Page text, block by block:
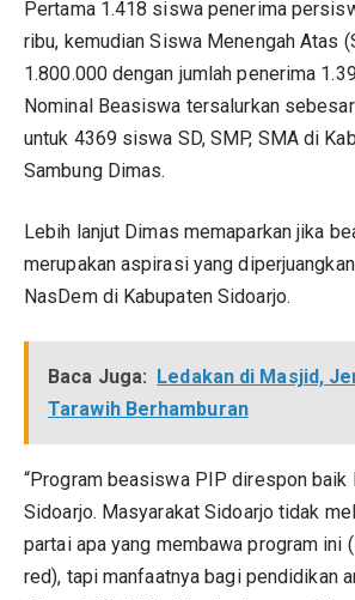
Pertama 1.418 siswa penerima
ribu, kemudian Siswa Menengah Atas
1.800.000 dengan jumlah penerima
Nominal Beasiswa tersalurkan
untuk 4369 siswa SD, SMP, SMA di
Sambung Dimas.
Lebih lanjut Dimas memaparkan jika
merupakan aspirasi yang
NasDem di Kabupaten Sidoarjo.
Baca Juga: Ledakan di Masjid,
Tarawih Berhamburan
“Program beasiswa PIP direspon baik
Sidoarjo. Masyarakat Sidoarjo tidak
partai apa yang membawa program ini
red), tapi manfaatnya bagi pendidikan